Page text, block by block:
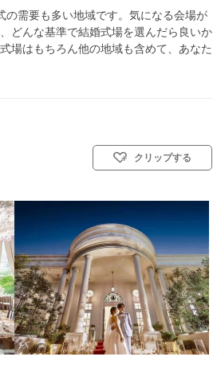
需要も多い地域です。気になる会場が
どんな基準で結婚式場を選んだら良いか
場はもちろん他の地域も含めて、あなた
教式)／人前式／仏前式
クリップする